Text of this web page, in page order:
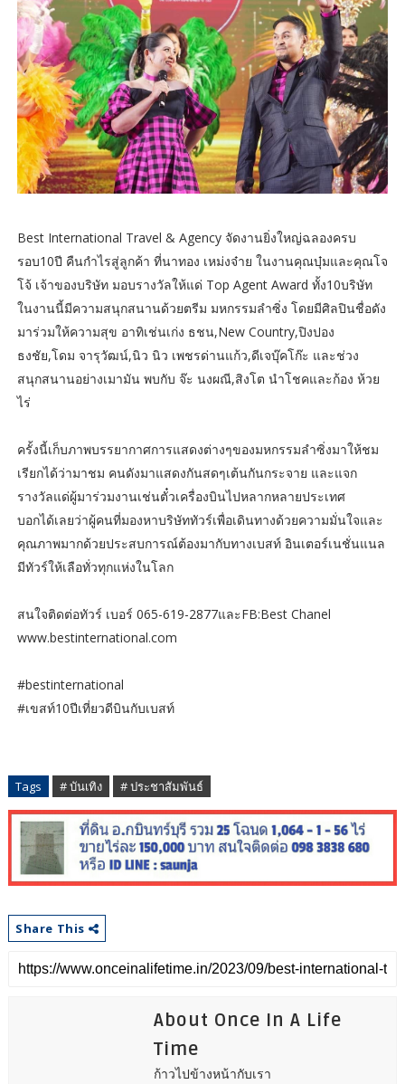
Best International Travel & Agency จัดงานยิ่งใหญ่ฉลองครบ
รอบ10ปี คืนกำไรสู่ลูกค้า ที่นาทอง เหม่งจ๋าย ในงานคุณบุ๋มและคุณโจ
โจ้ เจ้าของบริษัท มอบรางวัลให้แด่ Top Agent Award ทั้ง10บริษัท
ในงานนี้มีความสนุกสนานด้วยตรีม มหกรรมลำซิ่ง โดยมีศิลปินชื่อดัง
มาร่วมให้ความสุข อาทิเช่นเก่ง ธชน,New Country,ปิงปอง
ธงชัย,โดม จารุวัฒน์,นิว นิว เพชรด่านแก้ว,ดีเจบุ๊คโก๊ะ และช่วง
สนุกสนานอย่างเมามัน พบกับ จ๊ะ นงผณี,สิงโต นำโชคและก้อง ห้วย
ไร่
ครั้งนี้เก็บภาพบรรยากาศการแสดงต่างๆของมหกรรมลำซิ่งมาให้ชม
เรียกได้ว่ามาชม คนดังมาแสดงกันสดๆเต้นกันกระจาย และแจก
รางวัลแด่ผู้มาร่วมงานเช่นตั๋วเครื่องบินไปหลากหลายประเทศ
บอกได้เลยว่าผู้คนที่มองหาบริษัททัวร์เพื่อเดินทางด้วยความมั่นใจและ
คุณภาพมากด้วยประสบการณ์ต้องมากับทางเบสท์ อินเตอร์เนชั่นแนล
มีทัวร์ให้เลือทั่วทุกแห่งในโลก
สนใจติดต่อทัวร์ เบอร์ 065-619-2877และFB:Best Chanel
www.bestinternational.com
#bestinternational
#เขสท์10ปีเที่ยวดีบินกับเบสท์
Tags # บันเทิง # ประชาสัมพันธ์
Share This
About Once In A Life
Time
ก้าวไปข้างหน้ากับเรา